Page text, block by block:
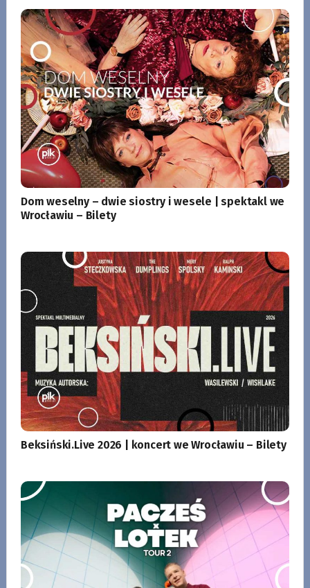
Dom weselny – dwie siostry i wesele | spektakl we
Wrocławiu – Bilety
Beksiński.Live 2026 | koncert we Wrocławiu – Bilety